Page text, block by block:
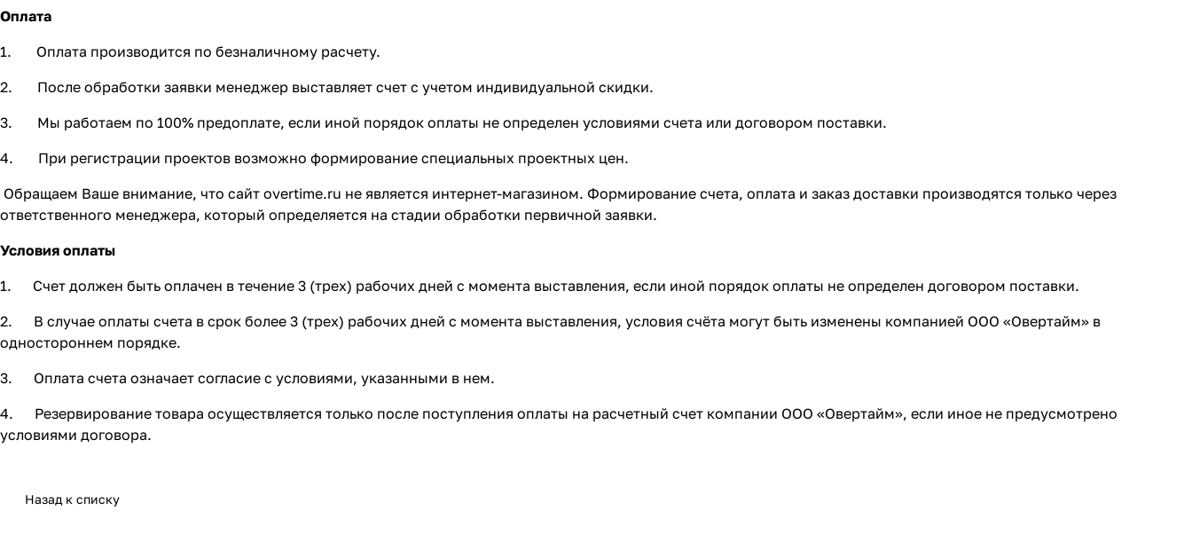
Оплата
1. Оплата производится по безналичному расчету.
2. После обработки заявки менеджер выставляет счет с учетом индивидуальной скидки.
3. Мы работаем по 100% предоплате, если иной порядок оплаты не определен условиями счета или договором поставки.
4. При регистрации проектов возможно формирование специальных проектных цен.
Обращаем Ваше внимание, что сайт overtime.ru не является интернет-магазином. Формирование счета, оплата и заказ доставки производятся только через
ответственного менеджера, который определяется на стадии обработки первичной заявки.
Условия оплаты
1. Счет должен быть оплачен в течение 3 (трех) рабочих дней с момента выставления, если иной порядок оплаты не определен договором поставки.
2. В случае оплаты счета в срок более 3 (трех) рабочих дней с момента выставления, условия счёта могут быть изменены компанией ООО «Овертайм» в
одностороннем порядке.
3. Оплата счета означает согласие с условиями, указанными в нем.
4. Резервирование товара осуществляется только после поступления оплаты на расчетный счет компании ООО «Овертайм», если иное не предусмотрено
условиями договора.
Назад к списку